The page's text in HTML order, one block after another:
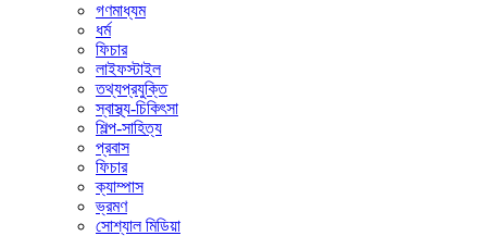
গণমাধ্যম
ধর্ম
ফিচার
লাইফস্টাইল
তথ্যপ্রযুক্তি
স্বাস্থ্য-চিকিৎসা
শিল্প-সাহিত্য
প্রবাস
ফিচার
ক্যাম্পাস
ভ্রমণ
সোশ্যাল মিডিয়া